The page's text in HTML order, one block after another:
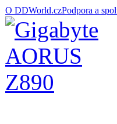
O DDWorld.czPodpora a